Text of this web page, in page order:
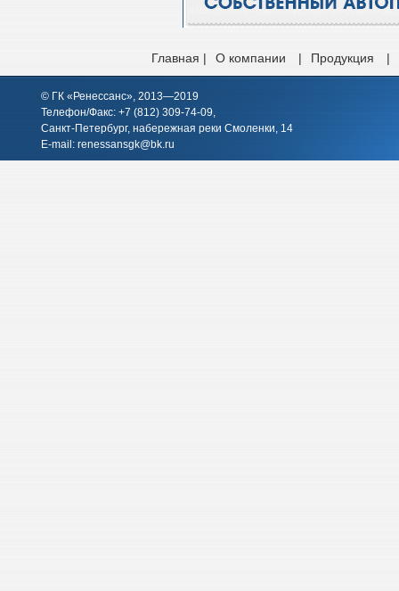
Главная | О компании | Продукция |
© ГК «Ренессанс», 2013—2019
Телефон/Факс: +7 (812) 309-74-09,
Санкт-Петербург, набережная реки Смоленки, 14
E-mail: renessansgk@bk.ru